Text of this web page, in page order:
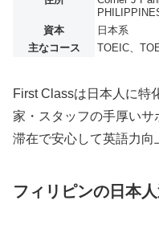
資本
日本系
主なコース
TOEIC、
First Classは日本人に特
家・スタッフの手厚い
滞在で安心して英語力向
フィリピンの日本